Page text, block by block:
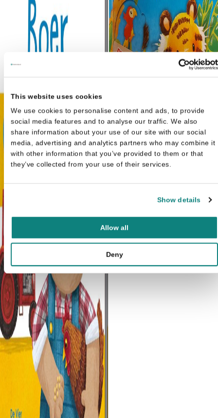
This website uses cookies
We use cookies to personalise content and ads, to provide
social media features and to analyse our traffic. We also
share information about your use of our site with our social
media, advertising and analytics partners who may combine it
with other information that you’ve provided to them or that
they’ve collected from your use of their services.
Show details
Allow all
Deny
Mijn speelmaatjes - Wie zit er
tijger? €5,99